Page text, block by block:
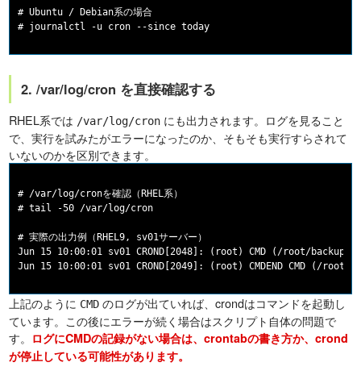
# Ubuntu / Debian系の場合
2. /var/log/cron を直接確認する
RHEL系では /var/log/cron にも出力されます。ログを見ること
で、実行を試みたがエラーになったのか、そもそも実行すらされて
いないのかを区別できます。
# /var/log/cronを確認（RHEL系）
# tail -50 /var/log/cron
# 実際の出力例（RHEL9, sv01サーバー）
Jun 15 10:00:01 sv01 CROND[2048]: (root) CMD (/root/
上記のように CMD のログが出ていれば、crondはコマンドを起動し
ています。この後にエラーが続く場合はスクリプト自体の問題で
す。 ログにCMDの記録がない場合は、crontabの書き方か、crond
が停止している可能性があります。